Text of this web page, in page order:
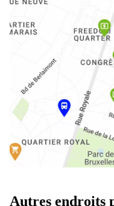
Autres endroits